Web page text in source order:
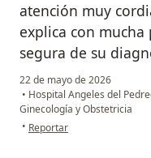
atención muy
explica con mucha
segura de su
22 de mayo de 2026
• Hospital Angeles del
Ginecología y Obstetricia
• en opinión del usuario
Reportar